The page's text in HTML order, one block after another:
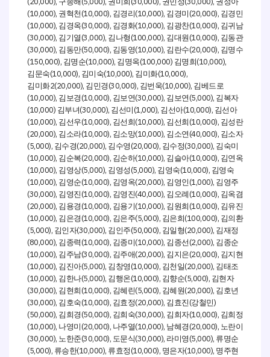
구종해 권미희 권민정 권정아
(10,000), 권혁천 (10,000), 김경리 (10,000), 김경미 (20,000), 김경민
(10,000), 김경옥(30,000), 김경화(10,000), 김광찬(10,000), 김귀남
(30,000), 김기열 (3,000), 김나형 (100,000), 김대원 (10,000), 김동관
(30,000), 김동만(50,000), 김동영(10,000), 김란수(20,000), 김명수
(150,000), 김명순(10,000), 김명옥(100,000) 김명희 (10,000),
김문숙(10,000), 김미숙(10,000), 김미화(10,000),
김미화2(20,000), 김민경 (30,000), 김번욱(10,000), 김베드로
(10,000), 김보경 (10,000), 김보연(30,000), 김보연 (5,000), 김복자
(10,000) 김부녀 (30,000), 김선미 (1,000), 김선아(10,000), 김선아
(10,000), 김선우(10,000), 김선희 (10,000), 김선희 (10,000), 김성란
(20,000), 김소라(10,000), 김소망(10,000), 김소연 (40,000), 김소자
(5,000), 김수경(20,000), 김수영 (20,000), 김수정(30,000), 김숙미
(10,000), 김순복(20,000), 김순하(10,000), 김슬아(10,000), 김연옥
(10,000), 김영상(5,000), 김영성 (5,000), 김영숙(10,000), 김영숙
(10,000), 김영순(10,000), 김영옥(20,000), 김영인 (1,000), 김영주
(30,000), 김영진 (10,000), 김영진(40,000), 김오례 (10,000), 김옥겸
(20,000), 김용경 (10,000), 김용기 (10,000), 김원희 (10,000), 김유진
(10,000), 김은경 (10,000), 김은주(5,000), 김은희 (100,000), 김의환
(5,000), 김인자(30,000), 김인주(50,000), 김일형(20,000), 김재정
(80,000), 김종력 (10,000), 김종미 (10,000), 김종선 (2,000), 김종순
(10,000), 김주남(30,000), 김주애 (20,000), 김지은(20,000), 김지현
(10,000), 김진아(5,000), 김창영 (10,000), 김천일(20,000), 김태조
(10,000), 김한나(5,000), 김행온(10,000), 김향순(5,000), 김현자
(30,000), 김현희 (10,000), 김혜린(5,000), 김혜원(20,000), 김호년
(30,000), 김호숙(10,000), 김효정(20,000), 김효진 (강철민)
(50,000), 김희경 (50,000), 김희숙(30,000), 김희자(10,000), 김희정
(10,000), 나영미 (20,000), 나주열(10,000), 남혜경 (20,000), 노란이
(30,000), 노한준(30,000), 도문식(30,000), 라미영 (5,000), 류명순
(5,000), 류승한(10,000), 류효정 (10,000), 명은자(10,000), 명주현